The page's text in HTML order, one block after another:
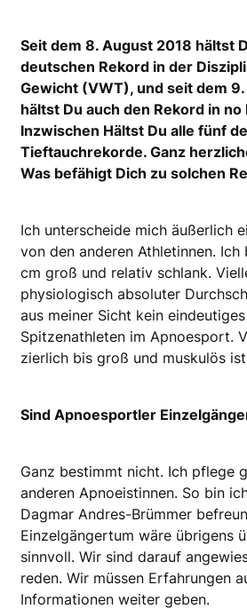
Seit dem 8. August 2018 hältst
deutschen Rekord in der
Gewicht (VWT), und seit dem
hältst Du auch den Rekord in no
Inzwischen Hältst Du alle fünf
Tieftauchrekorde. Ganz
Was befähigt Dich zu solchen
Ich unterscheide mich äußerlich
von den anderen Athletinnen. Ich
cm groß und relativ schlank.
physiologisch absoluter
aus meiner Sicht kein
Spitzenathleten im Apnoesport.
zierlich bis groß und muskulös
Sind Apnoesportler
Ganz bestimmt nicht. Ich pflege
anderen Apnoeistinnen. So bin
Dagmar Andres-Brümmer
Einzelgängertum wäre übrigens
sinnvoll. Wir sind darauf
reden. Wir müssen Erfahrungen
Informationen weiter